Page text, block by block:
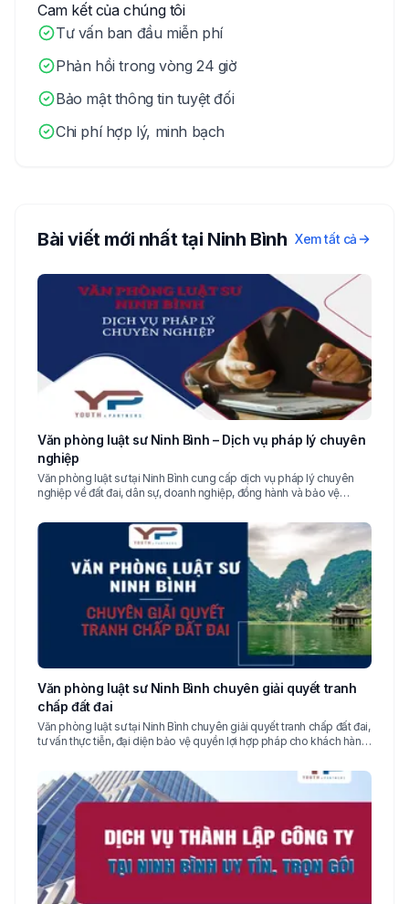
Cam kết của chúng tôi
Tư vấn ban đầu miễn phí
Phản hồi trong vòng 24 giờ
Bảo mật thông tin tuyệt đối
Chi phí hợp lý, minh bạch
Bài viết mới nhất tại Ninh Bình Xem tất cả
Văn phòng luật sư Ninh Bình – Dịch vụ pháp lý chuyên
nghiệp
Văn phòng luật sư tại Ninh Bình cung cấp dịch vụ pháp lý chuyên
nghiệp về đất đai, dân sự, doanh nghiệp, đồng hành và bảo vệ
Văn phòng luật sư Ninh Bình chuyên giải quyết tranh
chấp đất đai
Văn phòng luật sư tại Ninh Bình chuyên giải quyết tranh chấp đất đai,
tư vấn thực tiễn, đại diện bảo vệ quyền lợi hợp pháp cho khách hàng